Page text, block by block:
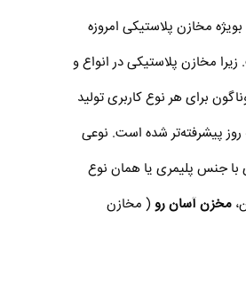
مخازن پلاستیکی امروزه
مخازن پلاستیکی در انواع و
برای هر نوع کاربری تولید
پیشرفته‌تر شده است. نوعی
با جنس پلیمری یا همان نوع
مخزن آسان‌ رو ( مخازن